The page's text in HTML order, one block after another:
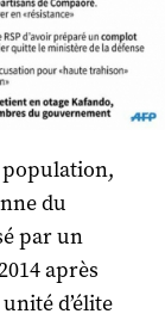
population,
du
par un
après
d’élite